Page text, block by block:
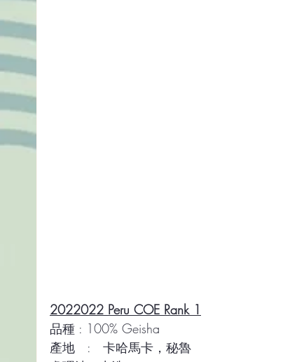
2022022 Peru COE Rank 1
品種 : 100% Geisha
產地   :   卡哈馬卡，秘魯